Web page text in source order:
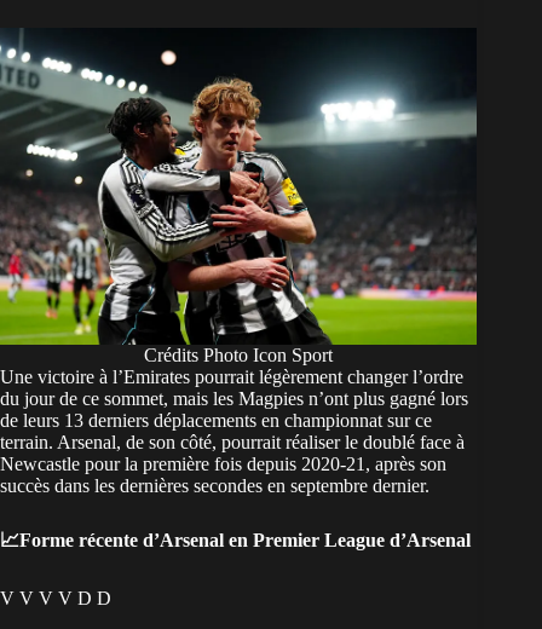
Crédits Photo Icon Sport
Une victoire à l’Emirates pourrait légèrement changer l’ordre
du jour de ce sommet, mais les Magpies n’ont plus gagné lors
de leurs 13 derniers déplacements en championnat sur ce
terrain. Arsenal, de son côté, pourrait réaliser le doublé face à
Newcastle pour la première fois depuis 2020-21, après son
succès dans les dernières secondes en septembre dernier.
📈Forme récente d’Arsenal en Premier League d’Arsenal
V V V V D D